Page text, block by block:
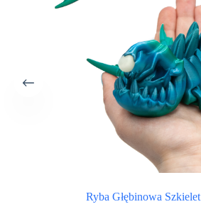
Ryba Głębinowa Szkielet